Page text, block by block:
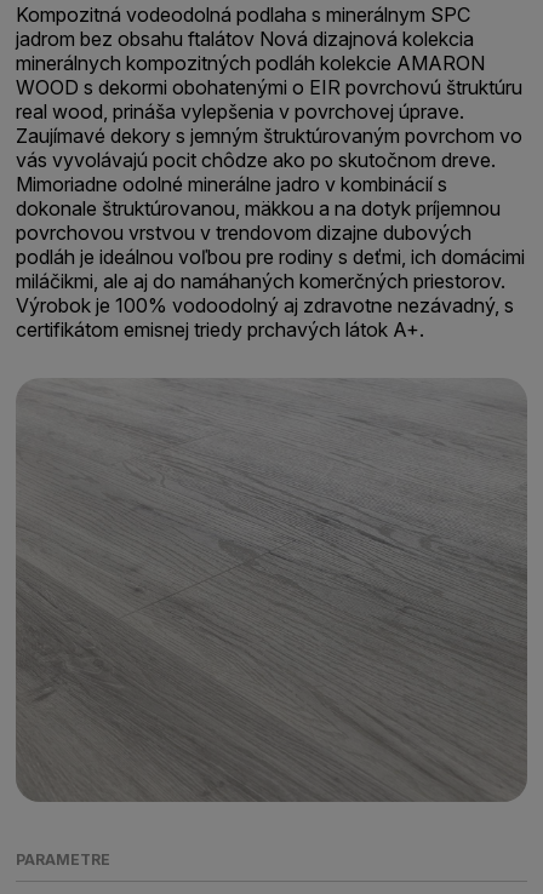
Kompozitná vodeodolná podlaha s minerálnym SPC
jadrom bez obsahu ftalátov Nová dizajnová kolekcia
minerálnych kompozitných podláh kolekcie AMARON
WOOD s dekormi obohatenými o EIR povrchovú štruktúru
real wood, prináša vylepšenia v povrchovej úprave.
Zaujímavé dekory s jemným štruktúrovaným povrchom vo
vás vyvolávajú pocit chôdze ako po skutočnom dreve.
Mimoriadne odolné minerálne jadro v kombinácií s
dokonale štruktúrovanou, mäkkou a na dotyk príjemnou
povrchovou vrstvou v trendovom dizajne dubových
podláh je ideálnou voľbou pre rodiny s deťmi, ich domácimi
miláčikmi, ale aj do namáhaných komerčných priestorov.
Výrobok je 100% vodoodolný aj zdravotne nezávadný, s
certifikátom emisnej triedy prchavých látok A+.
PARAMETRE